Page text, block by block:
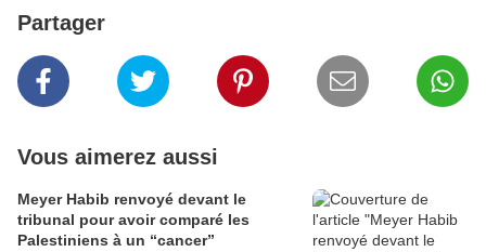
Partager
Vous aimerez aussi
Meyer Habib renvoyé devant le
tribunal pour avoir comparé les
Palestiniens à un “cancer”